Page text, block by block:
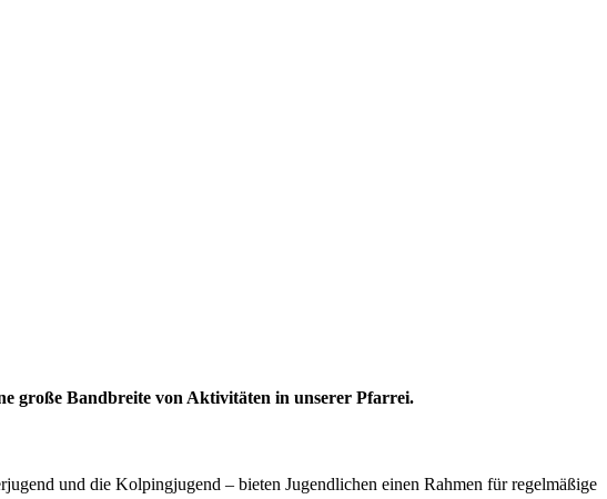
große Bandbreite von Aktivitäten in unserer Pfarrei.
und die Kolpingjugend – bieten Jugendlichen einen Rahmen für regelmäßige